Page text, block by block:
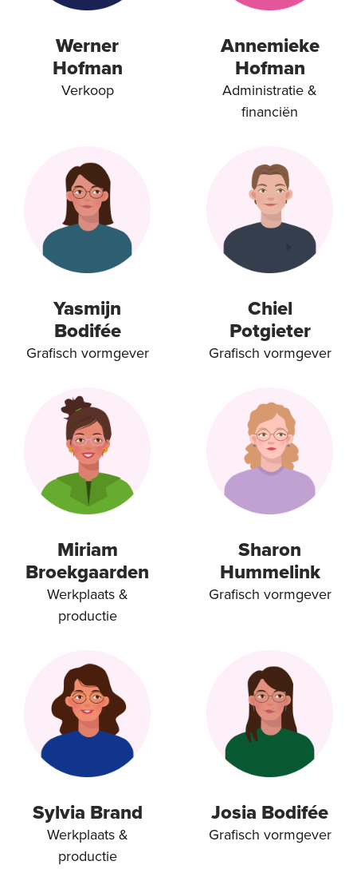
Werner
Hofman
Verkoop
Annemieke
Hofman
Administratie &
financiën
Yasmijn
Bodifée
Grafisch vormgever
Chiel
Potgieter
Grafisch vormgever
Miriam
Broekgaarden
Werkplaats &
productie
Sharon
Hummelink
Grafisch vormgever
Sylvia Brand
Werkplaats &
productie
Josia Bodifée
Grafisch vormgever